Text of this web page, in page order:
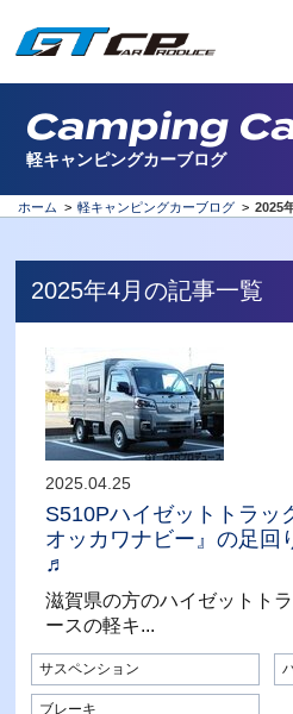
Camping
軽キャンピングカーブログ
ホーム > 軽キャンピングカーブログ > 2025
2025年4月の記事一覧
2025.04.25
S510Pハイゼットトラッ
オッカワナビー』の足回
♬
滋賀県の方のハイゼットト
ースの軽キ...
サスペンション
ブレーキ